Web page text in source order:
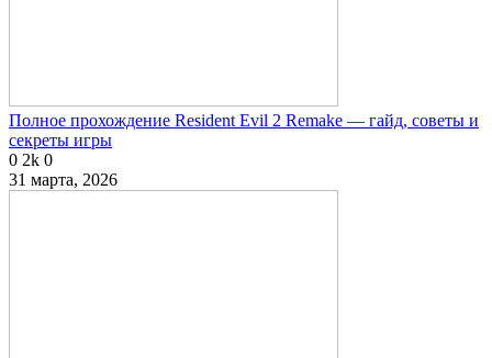
Полное прохождение Resident Evil 2 Remake — гайд, советы и
секреты игры
0 2k 0
31 марта, 2026